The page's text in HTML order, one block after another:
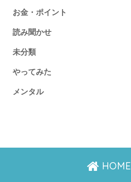
お金・ポイント
読み聞かせ
未分類
やってみた
メンタル
HOME